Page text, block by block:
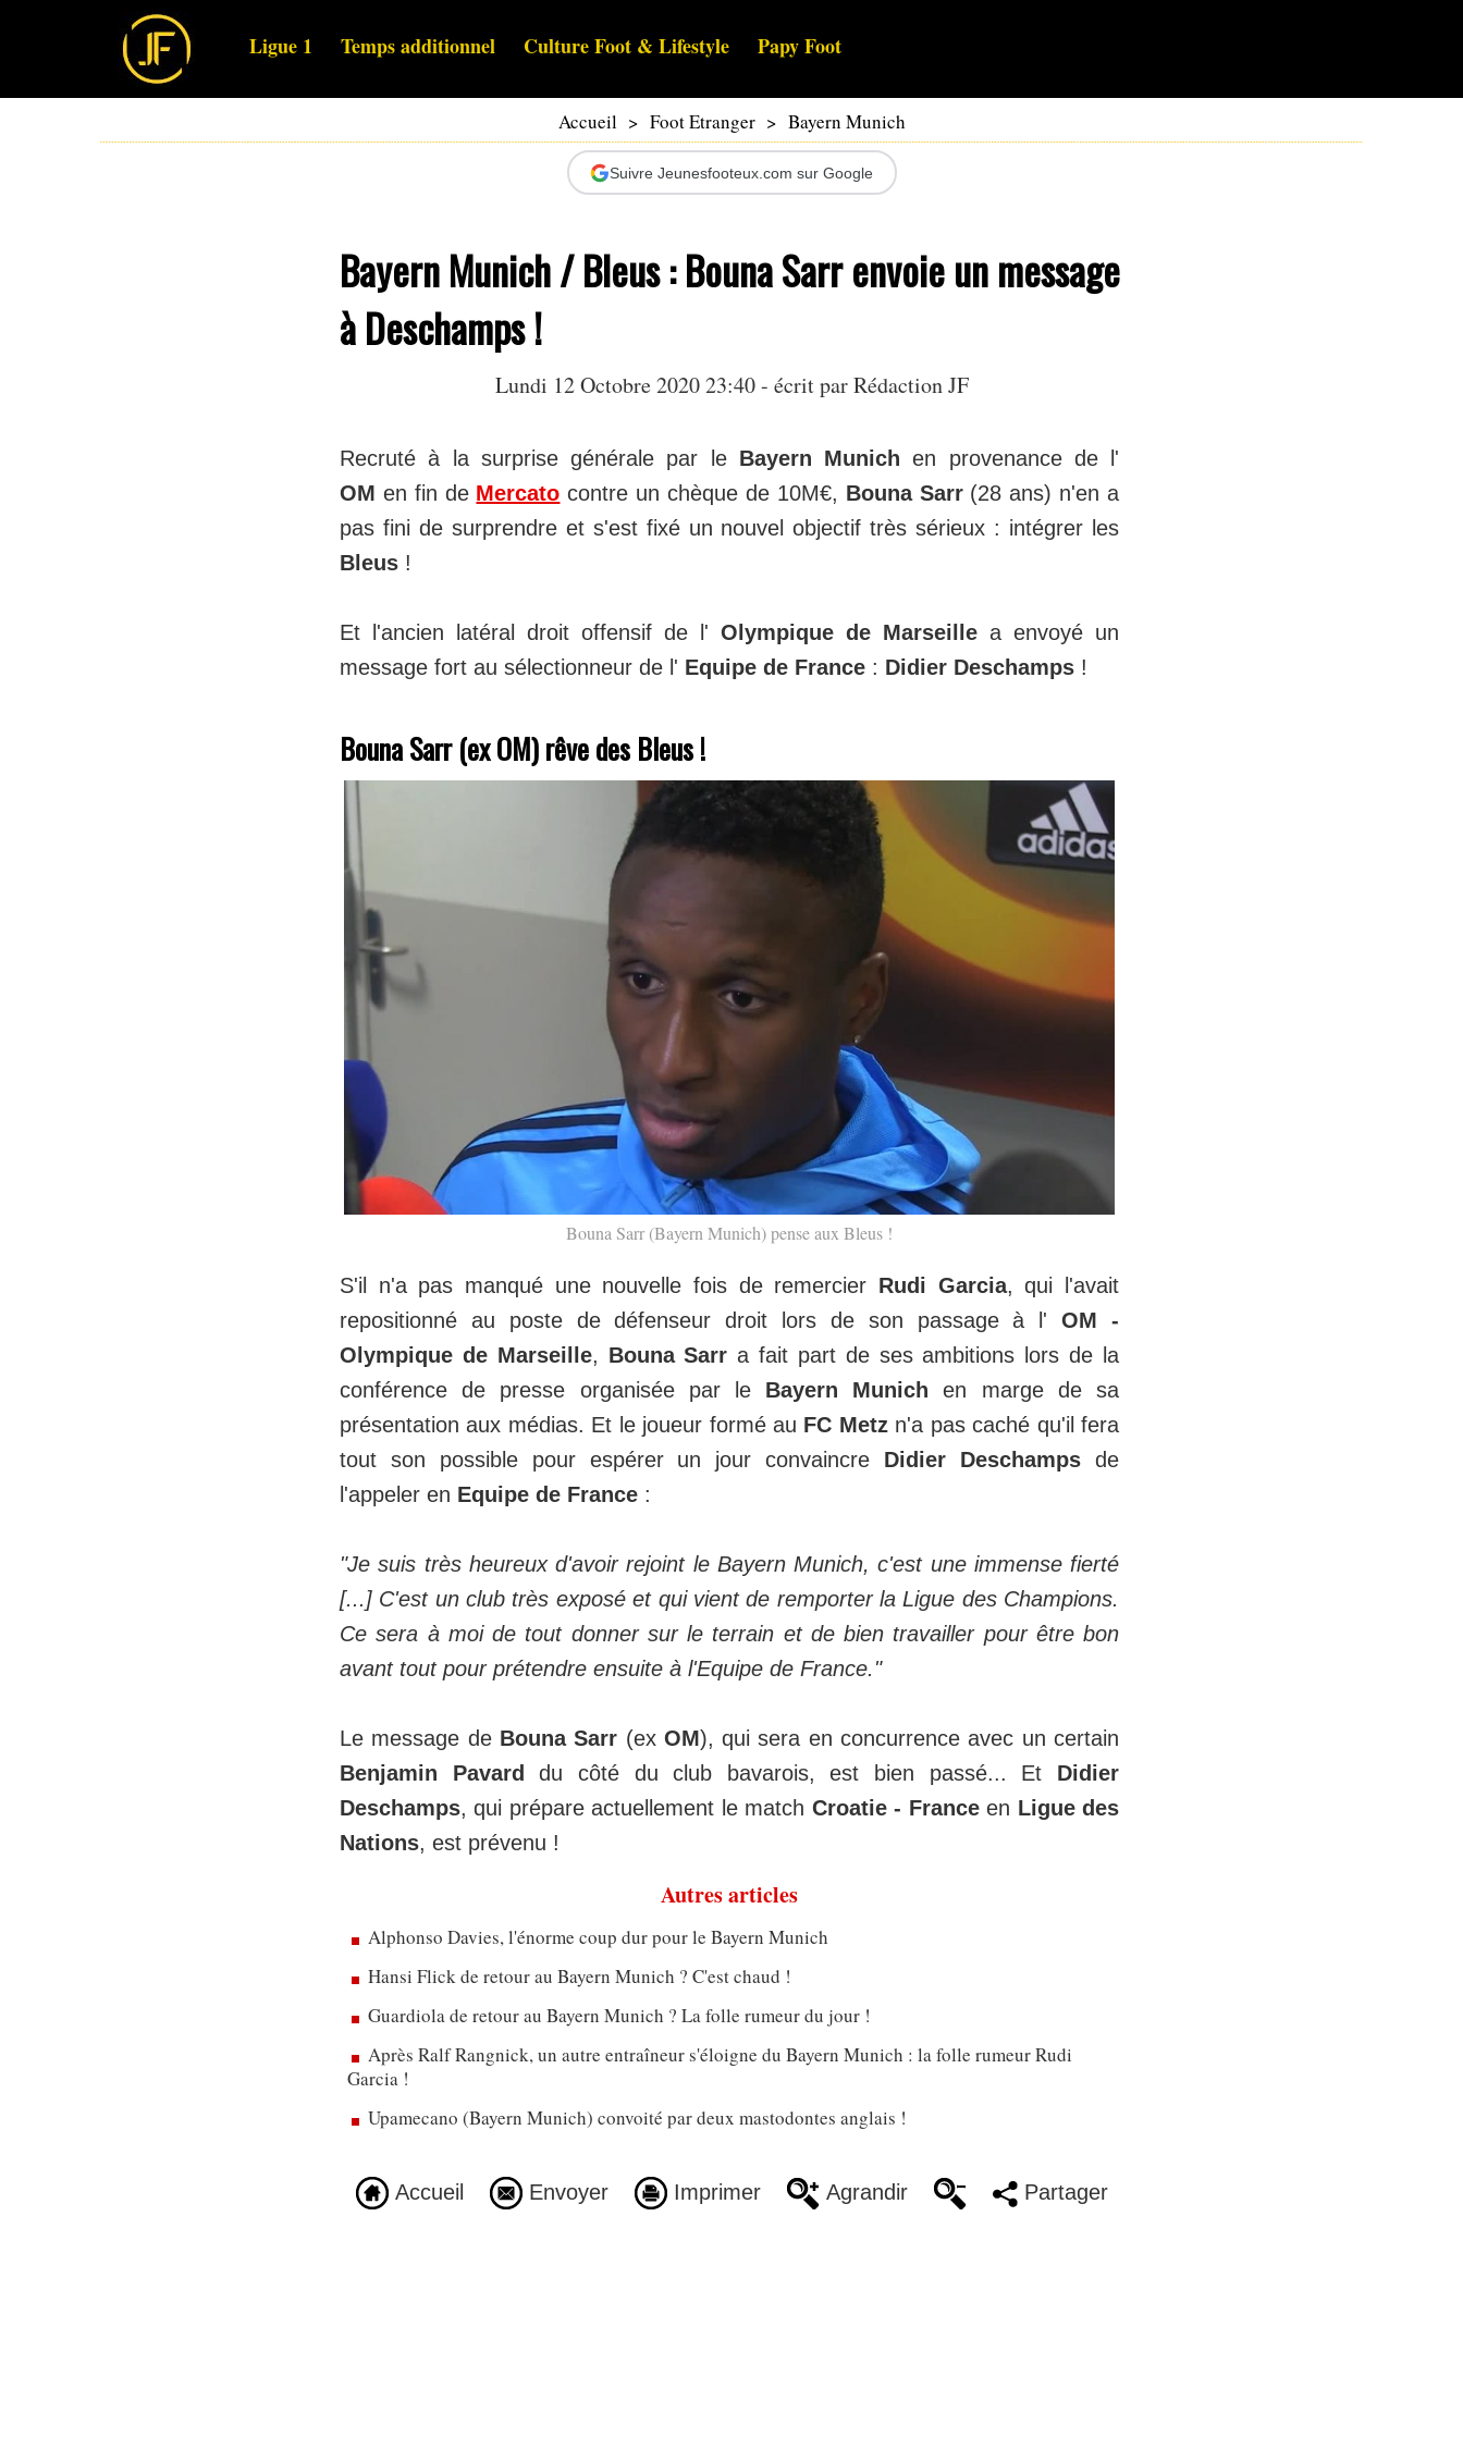
Ligue 1 Temps additionnel Culture Foot & Lifestyle Papy Foot
Accueil > Foot Etranger > Bayern Munich
Suivre Jeunesfooteux.com sur Google
Bayern Munich / Bleus : Bouna Sarr envoie un message
à Deschamps !
Lundi 12 Octobre 2020 23:40 - écrit par Rédaction JF
Recruté à la surprise générale par le Bayern Munich en provenance de l'
OM en fin de Mercato contre un chèque de 10M€, Bouna Sarr(28 ans) n'en a
pas fini de surprendre et s'est fixé un nouvel objectif très sérieux : intégrer les
Bleus !
Et l'ancien latéral droit offensif de l' Olympique de Marseille a envoyé un
message fort au sélectionneur de l' Equipe de France : Didier Deschamps !
Bouna Sarr (ex OM) rêve des Bleus !
Bouna Sarr (Bayern Munich) pense aux Bleus !
S'il n'a pas manqué une nouvelle fois de remercier Rudi Garcia, qui l'avait
repositionné au poste de défenseur droit lors de son passage à l'OM -
Olympique de Marseille, Bouna Sarr a fait part de ses ambitions lors de la
conférence de presse organisée par le Bayern Munich en marge de sa
présentation aux médias. Et le joueur formé au FC Metzn'a pas caché qu'il fera
tout son possible pour espérer un jour convaincre Didier Deschamps de
l'appeler en Equipe de France :
"Je suis très heureux d'avoir rejoint le Bayern Munich, c'est une immense fierté
[...] C'est un club très exposé et qui vient de remporter la Ligue des Champions.
Ce sera à moi de tout donner sur le terrain et de bien travailler pour être bon
avant tout pour prétendre ensuite à l'Equipe de France."
Le message de Bouna Sarr (ex OM), qui sera en concurrence avec un certain
Benjamin Pavard du côté du club bavarois, est bien passé... Et Didier
Deschamps, qui prépare actuellement le match Croatie - Franceen Ligue des
Nations, est prévenu !
Autres articles
Alphonso Davies, l'énorme coup dur pour le Bayern Munich
Hansi Flick de retour au Bayern Munich ? C'est chaud !
Guardiola de retour au Bayern Munich ? La folle rumeur du jour !
Après Ralf Rangnick, un autre entraîneur s'éloigne du Bayern Munich : la folle rumeur Rudi
Garcia !
Upamecano (Bayern Munich) convoité par deux mastodontes anglais !
Accueil Envoyer Imprimer Agrandir Partager